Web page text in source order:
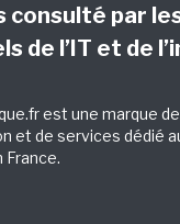
consulté par
de l’IT et de
est une marque de
et de services dédié
France.